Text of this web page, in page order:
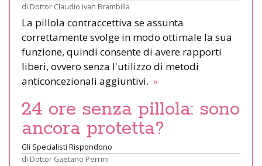
di Dottor Claudio Ivan Brambilla
La pillola contraccettiva se assunta
correttamente svolge in modo ottimale la sua
funzione, quindi consente di avere rapporti
liberi, ovvero senza l'utilizzo di metodi
anticoncezionali aggiuntivi. »
24 ore senza pillola: sono
ancora protetta?
Gli Specialisti Rispondono
di Dottor Gaetano Perrini